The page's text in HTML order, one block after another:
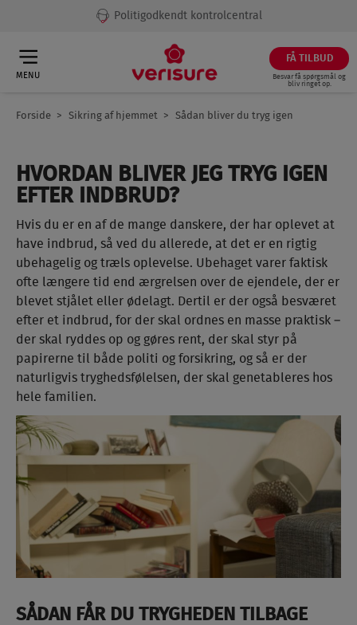
Politigodkendt kontrolcentral
FÅ TILBUD
Besvar få spørgsmål og
bliv ringet op.
MENU
Breadcrumb
Forside Sikring af hjemmet Sådan bliver du tryg igen
HVORDAN BLIVER JEG TRYG IGEN
EFTER INDBRUD?
Hvis du er en af de mange danskere, der har oplevet at
have indbrud, så ved du allerede, at det er en rigtig
ubehagelig og træls oplevelse. Ubehaget varer faktisk
ofte længere tid end ærgrelsen over de ejendele, der er
blevet stjålet eller ødelagt. Dertil er der også besværet
efter et indbrud, for der skal ordnes en masse praktisk –
der skal ryddes op og gøres rent, der skal styr på
papirerne til både politi og forsikring, og så er der
naturligvis tryghedsfølelsen, der skal genetableres hos
hele familien.
SÅDAN FÅR DU TRYGHEDEN TILBAGE